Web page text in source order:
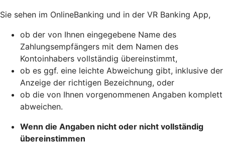
Sie sehen im OnlineBanking und in der VR Banking App,
ob der von Ihnen eingegebene Name des
Zahlungsempfängers mit dem Namen des
Kontoinhabers vollständig übereinstimmt,
ob es ggf. eine leichte Abweichung gibt, inklusive der
Anzeige der richtigen Bezeichnung, oder
ob die von Ihnen vorgenommenen Angaben komplett
abweichen.
Wenn die Angaben nicht oder nicht vollständig
übereinstimmen